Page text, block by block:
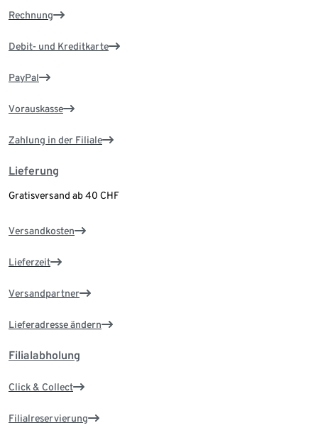
Rechnung
Debit- und Kreditkarte
PayPal
Vorauskasse
Zahlung in der Filiale
Lieferung
Gratisversand ab 40 CHF
Versandkosten
Lieferzeit
Versandpartner
Lieferadresse ändern
Filialabholung
Click & Collect
Filialreservierung